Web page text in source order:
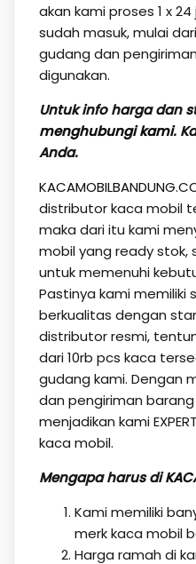
akan kami proses 1 x
sudah masuk, mulai
gudang dan
digunakan.
Untuk info harga dan
menghubungi kami.
Anda.
distributor kaca mobil
maka dari itu kami
mobil yang ready stok,
untuk memenuhi
Pastinya kami memiliki
berkualitas dengan
distributor resmi,
dari 10rb pcs kaca
gudang kami. Dengan
dan pengiriman
menjadikan kami
kaca mobil.
Mengapa harus di
Kami memiliki
merk kaca mobil
Harga ramah di